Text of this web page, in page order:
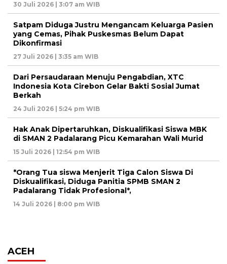
30 Juli 2026 | 3:07 am WIB
Satpam Diduga Justru Mengancam Keluarga Pasien
yang Cemas, Pihak Puskesmas Belum Dapat
Dikonfirmasi
27 Juli 2026 | 3:35 am WIB
Dari Persaudaraan Menuju Pengabdian, XTC
Indonesia Kota Cirebon Gelar Bakti Sosial Jumat
Berkah
24 Juli 2026 | 5:24 pm WIB
Hak Anak Dipertaruhkan, Diskualifikasi Siswa MBK
di SMAN 2 Padalarang Picu Kemarahan Wali Murid
15 Juli 2026 | 12:54 pm WIB
*Orang Tua siswa Menjerit Tiga Calon Siswa Di
Diskualifikasi, Diduga Panitia SPMB SMAN 2
Padalarang Tidak Profesional*,
14 Juli 2026 | 8:00 pm WIB
ACEH